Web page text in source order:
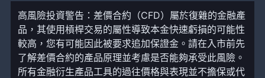
高風險投資警告：差價合約（CFD）屬於復雜的金融產
品，其使用槓桿交易的屬性導致本金快速虧損的可能性
較高，您有可能因此被要求追加保證金。請在入市前先
了解差價合約的產品原理並考慮是否能夠承受此風險。
所有金融衍生產品工具的過往價格與表現並不擔保或代